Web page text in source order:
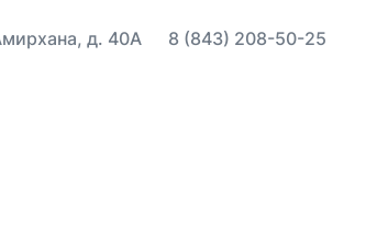
д. 40А 8 (843) 208-50-25